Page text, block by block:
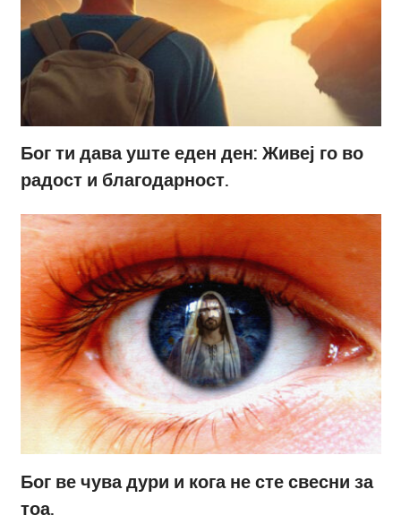
Бог ти дава уште еден ден: Живеј го во
радост и благодарност.
Бог ве чува дури и кога не сте свесни за
тоа.